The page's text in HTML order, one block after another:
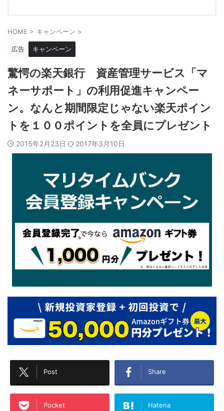
HOME > キャンペーン >
広告 キャンペーン
驚愕の楽天銀行 資産管理サービス「マ
ネーサポート」の利用促進キャンペー
ン。なんと期間限定じゃない楽天ポイン
トを１００ポイントを全員にプレゼント
2015年2月23日 2017年3月10日
Post Share
Pocket Hatena